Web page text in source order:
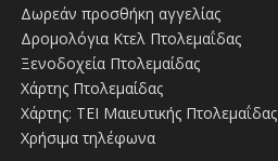
Δωρεάν προσθήκη αγγελίας
Δρομολόγια Κτελ Πτολεμαΐδας
Ξενοδοχεία Πτολεμαίδας
Χάρτης Πτολεμαίδας
Χάρτης: ΤΕΙ Μαιευτικής Πτολεμαΐδας
Χρήσιμα τηλέφωνα